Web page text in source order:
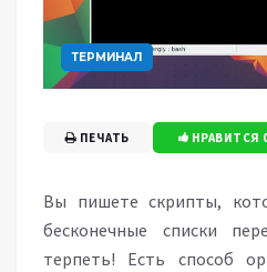
ТЕРМИНАЛ
НРАВИТСЯ
ПЕЧАТЬ
Вы пишете скрипты,
бесконечные списки
терпеть! Есть способ